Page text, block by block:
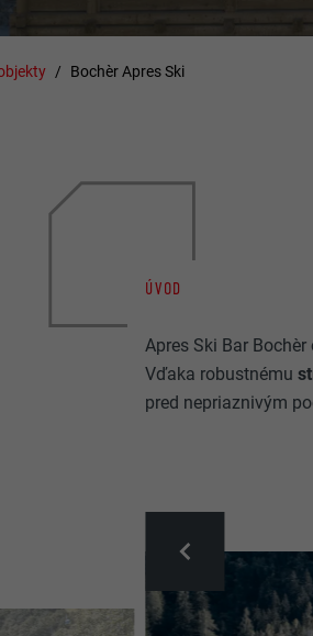
Bochèr Apres Ski
ÚVOD
Apres Ski Bar
Vďaka robustnému
pred nepriaznivým